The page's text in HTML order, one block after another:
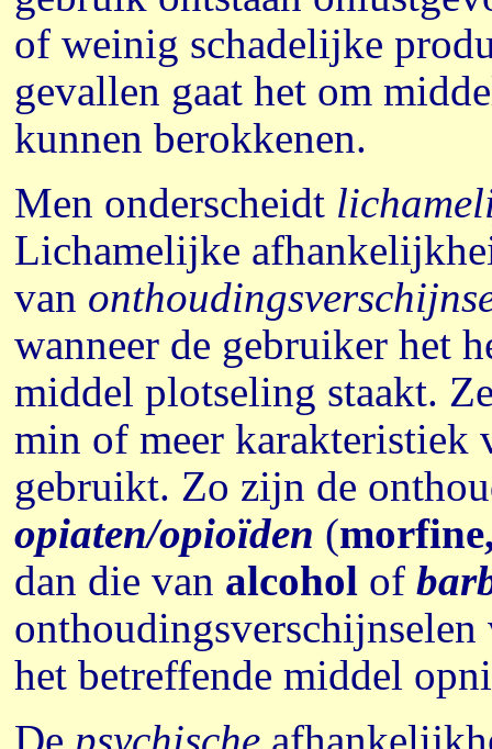
of weinig schadelijke
gevallen gaat het om
kunnen berokkenen.
Men onderscheidt
Lichamelijke
van
wanneer de gebruiker het
middel plotseling staakt.
min of meer karakteristiek
gebruikt. Zo zijn de
opiaten/opioïden (
dan die van alcohol of
het betreffende middel